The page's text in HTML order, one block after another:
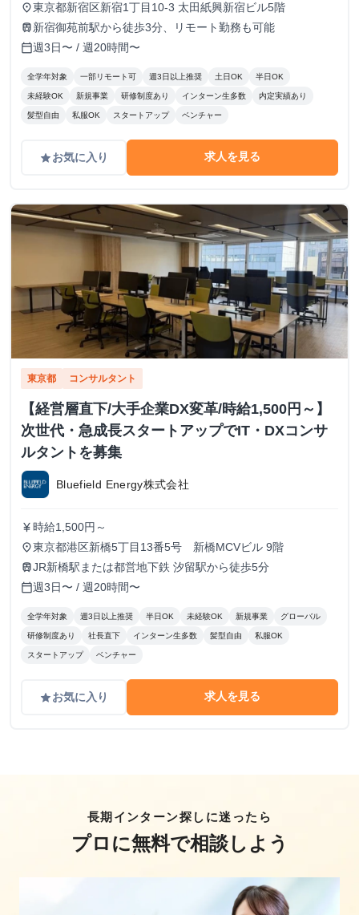
place東京都新宿区新宿1丁目10-3 太田紙興新宿ビル5階
train 新宿御苑前駅から徒歩3分、リモート勤務も可能
calendar_today週3日〜 / 週20時間〜
全学年対象 一部リモート可 週3日以上推奨 土日OK 半日OK
未経験OK 新規事業 研修制度あり インターン生多数 内定実績あり
髪型自由 私服OK スタートアップ ベンチャー
gradeお気に入り 求人を見る
東京都 コンサルタント
【経営層直下/大手企業DX変革/時給1,500円～】
次世代・急成長スタートアップでIT・DXコンサ
ルタントを募集
Bluefield Energy株式会社
currency_yen 時給1,500円～
place東京都港区新橋5丁目13番5号 新橋MCVビル 9階
trainJR新橋駅または都営地下鉄 汐留駅から徒歩5分
calendar_today週3日〜 / 週20時間〜
全学年対象 週3日以上推奨 半日OK 未経験OK 新規事業 グローバル
研修制度あり 社長直下 インターン生多数 髪型自由 私服OK
スタートアップ ベンチャー
gradeお気に入り 求人を見る
長期インターン探しに迷ったら
プロに無料で相談しよう